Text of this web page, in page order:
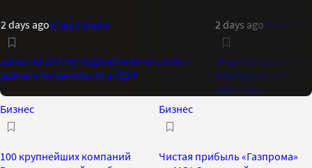
2 days agoИнвестиции
Цены на золото подскочили на слабых
данных по занятости в США
2 days ago
Индикатор Bank of
максимальный
2021 года
Бизнес
100 крупнейших компаний
Бизнес
Чистая прибыль «Газпрома»